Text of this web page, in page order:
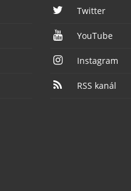
Twitter
YouTube
Instagram
RSS kanál